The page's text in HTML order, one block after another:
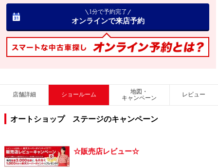
1分で予約完了
オンラインで来店予約
店舗詳細 ショールーム
地図・
キャンペーン
レビュー
オートショップ ステージのキャンペーン
☆販売店レビュー☆